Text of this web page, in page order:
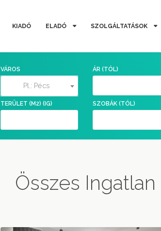
KIADÓ ELADÓ SZOLGÁLTATÁSOK
VÁROS
Pl.: Pécs
ÁR (TÓL)
TERÜLET (M2) (IG) SZOBÁK (TÓL)
Összes Ingatlan